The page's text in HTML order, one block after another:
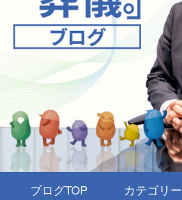
ブログTOP カテゴリー